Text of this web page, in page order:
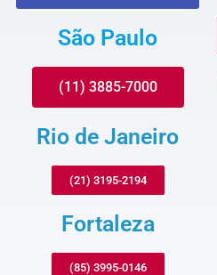
São Paulo
(11) 3885-7000
Rio de Janeiro
(21) 3195-2194
Fortaleza
(85) 3995-0146